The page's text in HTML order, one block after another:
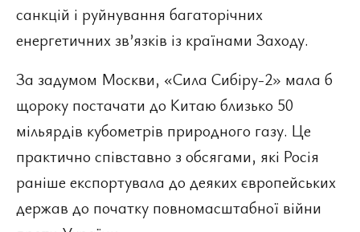
санкцій і руйнування багаторічних
енергетичних зв’язків із країнами Заходу.
За задумом Москви, «Сила Сибіру-2» мала б
щороку постачати до Китаю близько 50
мільярдів кубометрів природного газу. Це
практично співставно з обсягами, які Росія
раніше експортувала до деяких європейських
держав до початку повномасштабної війни